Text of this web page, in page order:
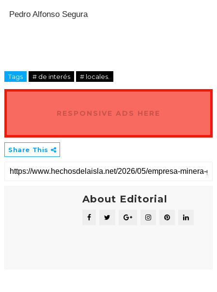
Pedro Alfonso Segura
Tags # de interés # locales.
RESPONSIVE ADS HERE
Share This
About Editorial